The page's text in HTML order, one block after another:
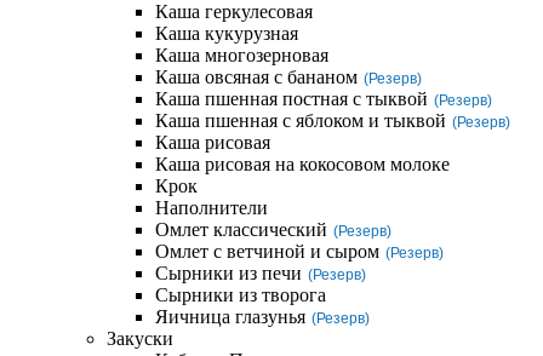
Каша геркулесовая
Каша кукурузная
Каша многозерновая
Каша овсяная с бананом (Резерв)
Каша пшенная постная с тыквой (Резерв)
Каша пшенная с яблоком и тыквой (Резерв)
Каша рисовая
Каша рисовая на кокосовом молоке
Крок
Наполнители
Омлет классический (Резерв)
Омлет с ветчиной и сыром (Резерв)
Сырники из печи (Резерв)
Сырники из творога
Яичница глазунья (Резерв)
Закуски